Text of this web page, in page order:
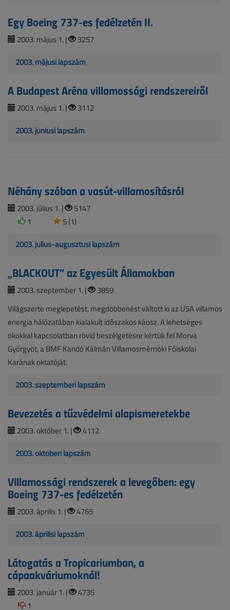
Egy Boeing 737-es fedélzetén II.
2003. május 1. | 3257
2003. májusi lapszám
A Budapest Aréna villamossági rendszereiről
2003. május 1. | 3112
2003. júniusi lapszám
Néhány szóban a vasút-villamosításról
2003. július 1. |
5147
1
5 (1)
2003. július-augusztusi lapszám
„BLACKOUT” az Egyesült Államokban
2003. szeptember 1. |
3859
Világszerte meglepetést, megdöbbenést váltott ki az USA villamos
energia hálózatában kialakult időszakos káosz. A lehetséges
okokkal kapcsolatban rövid beszélgetésre kértük fel Morva
Györgyöt, a BMF Kandó Kálmán Villamosmérnöki Főiskolai
Karának oktatóját.
2003. szeptemberi lapszám
Bevezetés a tűzvédelmi alapismeretekbe
2003. október 1. | 4112
2003. októberi lapszám
Villamossági rendszerek a levegőben: egy
Boeing 737-es fedélzetén
2003. április 1. | 4765
2003. áprilisi lapszám
Látogatás a Tropicariumban, a
cápaakváriumoknál!
2003. január 1. |
4735
1